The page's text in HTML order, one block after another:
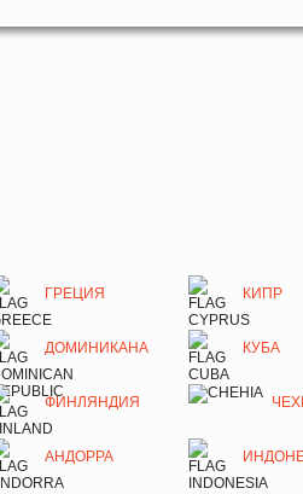
ГРЕЦИЯ КИПР
ДОМИНИКАНА КУБА
ФИНЛЯНДИЯ
АНДОРРА